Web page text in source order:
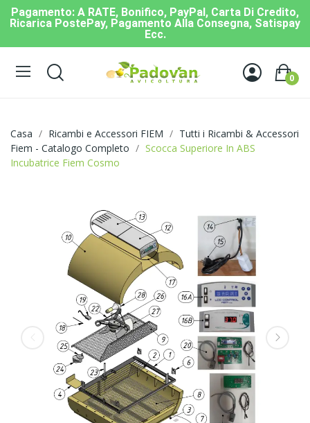
Pagamento: A RATE, Bonifico, PayPal, Carta Di Credito,
Ricarica PostePay, Pagamento Alla Consegna, Satispay
Ecc.
0
Casa Ricambi e Accessori FIEM
Tutti i Ricambi & Accessori
Fiem - Catalogo Completo
Scocca Superiore In ABS
Incubatrice Fiem Cosmo